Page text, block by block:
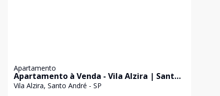
Apartamento
Apartamento à Venda - Vila Alzira | Santo
André - 86,40 m² bem distribuídos
Vila Alzira, Santo André - SP